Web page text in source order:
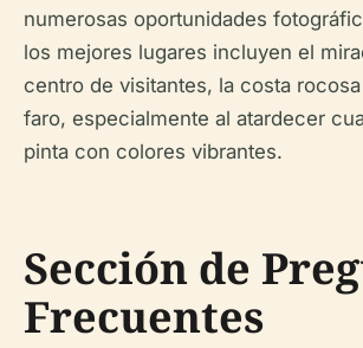
numerosas oportunidades
los mejores lugares incluyen el
centro de visitantes, la costa
faro, especialmente al atardecer
pinta con colores vibrantes.
Sección de
Frecuentes